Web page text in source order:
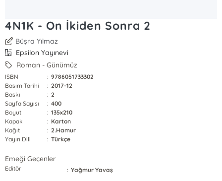
4N1K - On İkiden Sonra 2
Büşra Yılmaz
Epsilon Yayınevi
Roman - Günümüz
ISBN : 9786051733302
Basım Tarihi
: 2017-12
Baskı
: 2
Sayfa Sayısı
: 400
Boyut
: 135x210
Kapak
: Karton
Kağıt
: 2.Hamur
Yayın Dili
: Türkçe
Emeği Geçenler
Editör : Yağmur Yavaş